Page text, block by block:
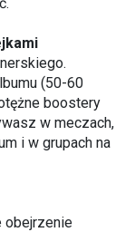
(50-60
boostery
w meczach,
i w grupach na
obejrzenie